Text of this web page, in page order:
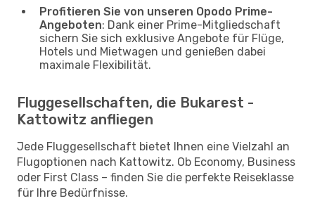
Profitieren Sie von unseren Opodo Prime-
Angeboten: Dank einer Prime-Mitgliedschaft
sichern Sie sich exklusive Angebote für Flüge,
Hotels und Mietwagen und genießen dabei
maximale Flexibilität.
Fluggesellschaften, die Bukarest -
Kattowitz anfliegen
Jede Fluggesellschaft bietet Ihnen eine Vielzahl an
Flugoptionen nach Kattowitz. Ob Economy, Business
oder First Class – finden Sie die perfekte Reiseklasse
für Ihre Bedürfnisse.